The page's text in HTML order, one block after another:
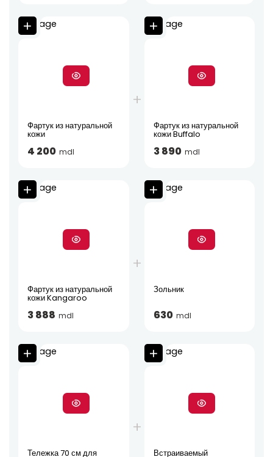
Фартук из натуральной
кожи
4 200 mdl
Фартук из натуральной
кожи Buffalo
3 890 mdl
Фартук из натуральной
кожи Kangaroo
3 888 mdl
Зольник
630 mdl
Тележка 70 см для Встраиваемый